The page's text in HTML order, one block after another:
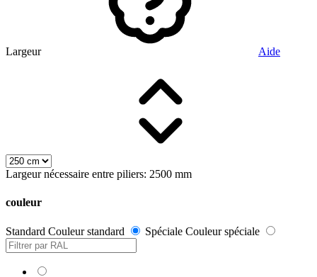
Largeur Aide
Largeur nécessaire entre piliers: 2500 mm
couleur
Standard Couleur standard Spéciale Couleur spéciale